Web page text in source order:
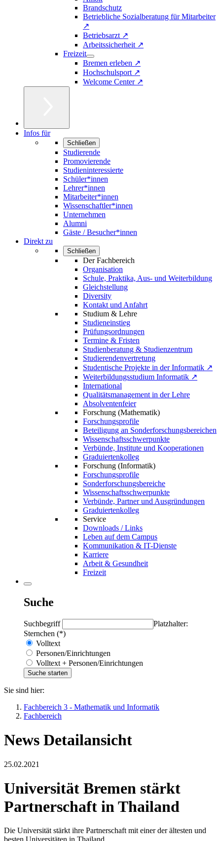
Brandschutz
Betriebliche Sozialberatung für Mitarbeiter
↗
Betriebsarzt ↗
Arbeitssicherheit ↗
Freizeit
Bremen erleben ↗
Hochschulsport ↗
Welcome Center ↗
Infos für
Schließen
Studierende
Promovierende
Studieninteressierte
Schüler*innen
Lehrer*innen
Mitarbeiter*innen
Wissenschaftler*innen
Unternehmen
Alumni
Gäste / Besucher*innen
Direkt zu
Schließen
Der Fachbereich
Organisation
Schule, Praktika, Aus- und Weiterbildung
Gleichstellung
Diversity
Kontakt und Anfahrt
Studium & Lehre
Studieneinstieg
Prüfungsordnungen
Termine & Fristen
Studienberatung & Studienzentrum
Studierendenvertretung
Studentische Projekte in der Informatik ↗
Weiterbildungsstudium Informatik ↗
International
Qualitätsmanagement in der Lehre
Absolventenfeier
Forschung (Mathematik)
Forschungsprofile
Beteiligung an Sonderforschungsbereichen
Wissenschaftsschwerpunkte
Verbünde, Institute und Kooperationen
Graduiertenkolleg
Forschung (Informatik)
Forschungsprofile
Sonderforschungsbereiche
Wissenschaftsschwerpunkte
Verbünde, Partner und Ausgründungen
Graduiertenkolleg
Service
Downloads / Links
Leben auf dem Campus
Kommunikation & IT-Dienste
Karriere
Arbeit & Gesundheit
Freizeit
Suche
Suchbegriff
Platzhalter:
Sternchen (*)
Volltext
Personen/Einrichtungen
Volltext + Personen/Einrichtungen
Sie sind hier:
Fachbereich 3 - Mathematik und Informatik
Fachbereich
News Detailansicht
25.02.2021
Universität Bremen stärkt
Partnerschaft in Thailand
Die Universität stärkt ihre Partnerschaft mit einer der ältesten und